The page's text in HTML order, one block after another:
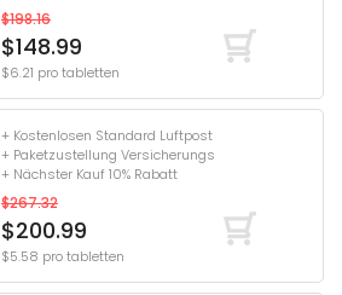
$198.16
$148.99
$6.21 pro tabletten
+ Kostenlosen Standard Luftpost
+ Paketzustellung Versicherungs
+ Nächster Kauf 10% Rabatt
$267.32
$200.99
$5.58 pro tabletten